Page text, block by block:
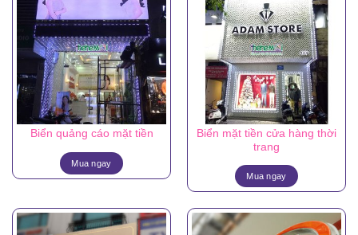
Biển quảng cáo mặt tiền
Mua ngay
Biển mặt tiền cửa hàng thời
trang
Mua ngay